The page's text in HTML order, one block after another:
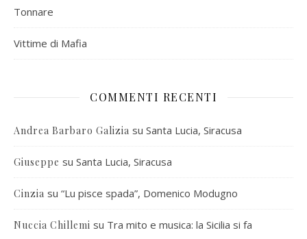
Tonnare
Vittime di Mafia
COMMENTI RECENTI
Andrea Barbaro Galizia su Santa Lucia, Siracusa
Giuseppe su Santa Lucia, Siracusa
Cinzia su “Lu pisce spada”, Domenico Modugno
Nuccia Chillemi su Tra mito e musica: la Sicilia si fa